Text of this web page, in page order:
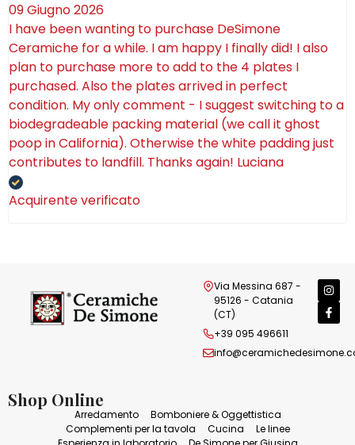
09 Giugno 2026
I have been wanting to purchase DeSimone
Ceramiche for a while. I am happy I finally did! I also
plan to purchase more to add to the 4 plates I
purchased. Also the plates arrived in perfect
condition. My only comment - I suggest switching to a
biodegradeable packing material (we call it ghost
poop in California). Otherwise the white padding just
contributes to landfill. Thanks again! Luciana
Acquirente verificato
Via Messina 687 -
95126 - Catania
(CT)
+39 095 496611
Shop Online
Arredamento
Bomboniere & Oggettistica
Complementi per la tavola
Cucina
Le linee